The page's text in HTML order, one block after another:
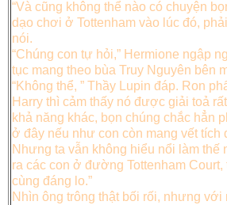
“Và cũng không thể nào có chuyện
dạo chơi ở Tottenham vào lúc đó,
nói.
“Chúng con tự hỏi,” Hermione ngập
tục mang theo bùa Truy Nguyên bên
“Không thể, ” Thầy Lupin đáp. Ron
Harry thì cảm thấy nó được giải toả
khả năng khác, bọn chúng chắc hẳn
ở đây nếu như con còn mang vết tích
Nhưng ta vẫn không hiểu nổi làm thế
ra các con ở đường Tottenham Court,
cùng đáng lo.”
Nhìn ông trông thật bối rối, nhưng